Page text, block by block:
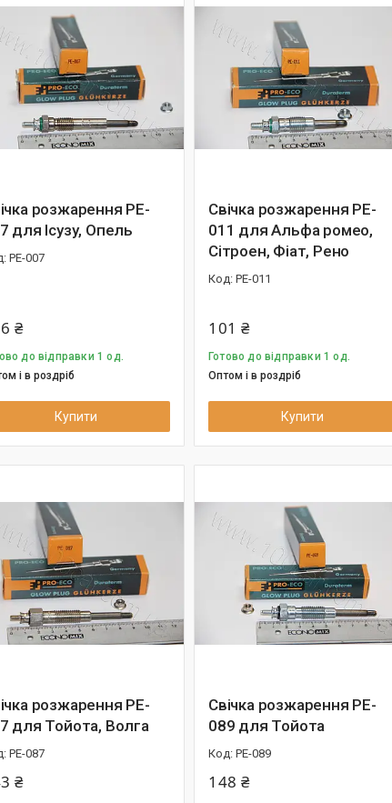
розжарення PE-
для Ісузу, Опель
PE-007
₴
до відправки 1 од.
і в роздріб
Купити
Свічка розжарення PE-
011 для Альфа ромео,
Сітроен, Фіат, Рено
PE-011
101 ₴
Готово до відправки 1 од.
Оптом і в роздріб
Купити
розжарення PE-
для Тойота, Волга
PE-087
₴
Свічка розжарення PE-
089 для Тойота
PE-089
148 ₴